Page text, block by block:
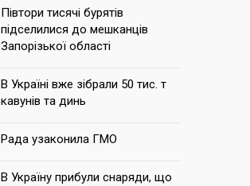
Півтори тисячі бурятів
підселилися до мешканців
Запорізької області
В Україні вже зібрали 50 тис. т
кавунів та динь
Рада узаконила ГМО
В Україну прибули снаряди, що